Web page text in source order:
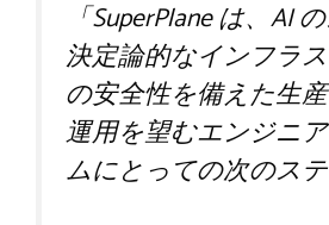
「SuperPlane は、AI
決定論的なインフラ
の安全性を備えた生
運用を望むエンジニ
ムにとっての次のステ